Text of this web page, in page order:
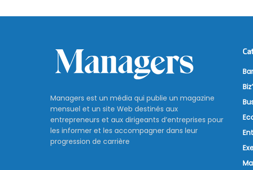
Managers est un média qui publie un magazine
mensuel et un site Web destinés aux
entrepreneurs et aux dirigeants d’entreprises pour
les informer et les accompagner dans leur
progression de carrière